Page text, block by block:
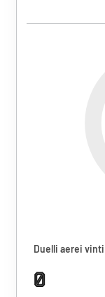
Duelli aerei vinti
0